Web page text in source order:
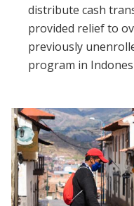
distribute cash
provided relief to
previously
program in